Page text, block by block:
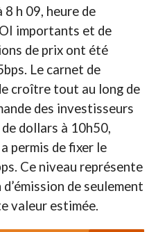
8 h 09, heure de
importants et de
de prix ont été
Le carnet de
croître tout au long de
des investisseurs
dollars à 10h50,
permis de fixer le
Ce niveau représente
de seulement
valeur estimée.